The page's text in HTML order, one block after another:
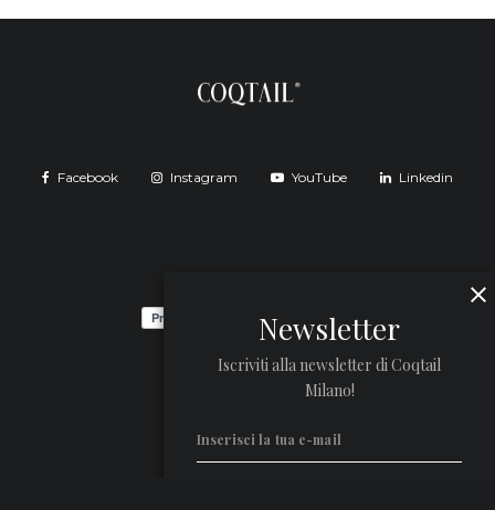
Facebook Instagram YouTube Linkedin
Newsletter
Iscriviti alla newsletter di Coqtail
Milano!